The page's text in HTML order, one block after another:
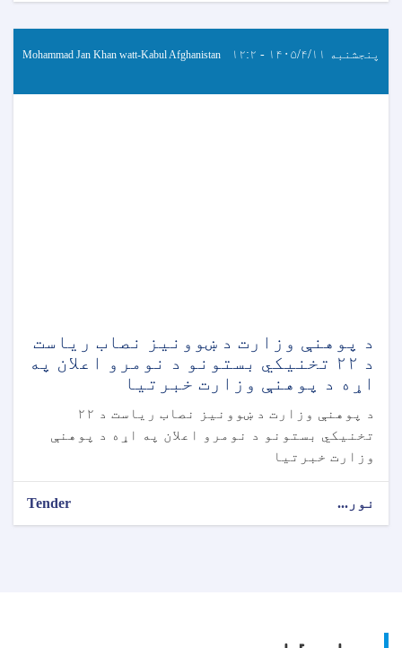
پنجشنبه ۱۴۰۵/۴/۱۱ - ۱۲:۲ Mohammad Jan Khan watt-Kabul Afghanistan
د پوهنې وزارت د ښوونیز نصاب ریاست
د ۲۲ تخنیکي بستونو د نومرو اعلان په
اړه د پوهنې وزارت خبرتیا
د پوهنې وزارت د ښوونیز نصاب ریاست د ۲۲
تخنیکي بستونو د نومرو اعلان په اړه د پوهنې
وزارت خبرتیا
نور... Tender